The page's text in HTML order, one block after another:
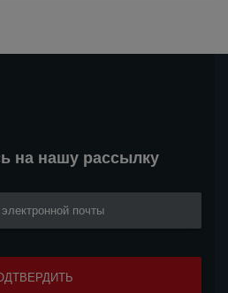
на нашу рассылку